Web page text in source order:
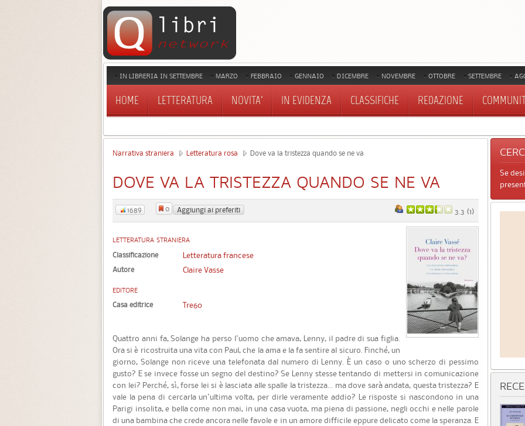
IN LIBRERIA IN SETTEMBRE MARZO FEBBRAIO GENNAIO DICEMBRE NOVEMBRE OTTOBRE SETTEMBRE
HOME LETTERATURA NOVITA' IN EVIDENZA CLASSIFICHE REDAZIONE
Narrativa straniera Letteratura rosa Dove va la tristezza quando se ne va
DOVE VA LA TRISTEZZA QUANDO SE NE VA
3.3 (1)
1689 0 Aggiungi ai preferiti
LETTERATURA STRANIERA
Classificazione Letteratura francese
Autore Claire Vasse
EDITORE
Casa editrice Tre60
Quattro anni fa, Solange ha perso l'uomo che amava, Lenny, il padre di sua figlia.
Ora si è ricostruita una vita con Paul, che la ama e la fa sentire al sicuro. Finché, un
giorno, Solange non riceve una telefonata dal numero di Lenny. È un caso o uno scherzo di pessimo
gusto? E se invece fosse un segno del destino? Se Lenny stesse tentando di mettersi in comunicazione
con lei? Perché, sì, forse lei si è lasciata alle spalle la tristezza... ma dove sarà andata, questa tristezza? E
vale la pena di cercarla un'ultima volta, per dirle veramente addio? Le risposte si nascondono in una
Parigi insolita, e bella come non mai, in una casa vuota, ma piena di passione, negli occhi e nelle parole
di una bambina che crede ancora nelle favole e in un amore difficile eppure delicato come la speranza. E
Se